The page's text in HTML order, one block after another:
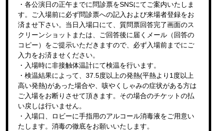
・各公演日の正午までに問診票をSNSにてご案内いたしま
す。ご入場前に必ず問診票への記入および来場者登録をお
済ませ下さい。当日入場口にて、質問票回答完了画面のス
クリーンショットまたは、ご回答後に届くメール（回答の
コピー）をご提示いただきますので、必ず入場前までにご
入力をお済ませください。
・入場時に非接触体温計にて検温を行います。
・検温結果によって、37.5度以上の発熱(平熱より1度以上
高い発熱)があった場合や、咳やくしゃみの症状がある方は
ご入場をお断りさせて頂きます。その場合のチケットの払
い戻しは行いません。
・入場口、ロビーに手指用のアルコール消毒液をご用意い
たします。消毒の徹底をお願いいたします。